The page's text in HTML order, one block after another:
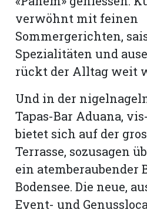
verwöhnt mit feinen
Sommergerichten,
Spezialitäten und
rückt der Alltag weit
Und in der
Tapas-Bar Aduana,
bietet sich auf der
Terrasse, sozusagen
ein atemberaubender
Bodensee. Die neue,
Event- und